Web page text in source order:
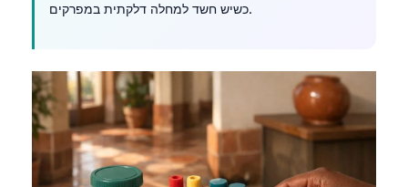
כשיש חשד למחלה דלקתית במפרקים.